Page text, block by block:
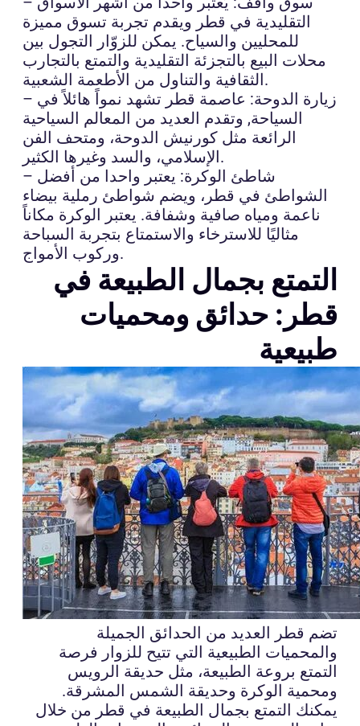
التقليدية في قطر ويقدم تجربة تسوق مميزة
للمحليين والسياح. يمكن للزوّار التجول بين
محلات البيع بالتجزئة التقليدية والتمتع بالتجارب
الثقافية والتناول من الأطعمة الشعبية.
– زيارة الدوحة: عاصمة قطر تشهد نمواً هائلاً في
السياحة, وتقدم العديد من المعالم السياحية
الرائعة مثل كورنيش الدوحة، ومتحف الفن
الإسلامي، والسد وغيرها الكثير.
– شاطئ الوكرة: يعتبر واحدا من أفضل
الشواطئ في قطر، ويضم شواطئ رملية بيضاء
ناعمة ومياه صافية وشفافة. يعتبر الوكرة مكاناً
مثاليًا للاسترخاء والاستمتاع بتجربة السباحة
وركوب الأمواج.
التمتع بجمال الطبيعة في
قطر: حدائق ومحميات
طبيعية
تضم قطر العديد من الحدائق الجميلة
والمحميات الطبيعية التي تتيح للزوار فرصة
التمتع بروعة الطبيعة، مثل حديقة الرويس
ومحمية الوكرة وحديقة الشمس المشرقة.
يمكنك التمتع بجمال الطبيعة في قطر من خلال